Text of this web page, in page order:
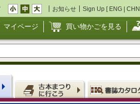
お知らせ Sign Up [ ENG | CHN
マイページ 買い物かごを見る